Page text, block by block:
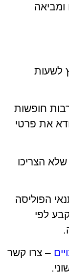
לשעות
הכיסוי תקף 24/7, לרבות חופשות
את פרטי
הצריכו
הפוליסה
לפי
– צרו קשר